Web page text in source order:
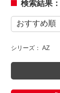
検索結果：
シリーズ： AZ